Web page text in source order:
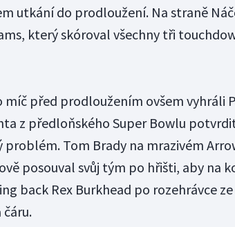
utkání do prodloužení. Na straně
který skóroval všechny tři
míč před prodloužením ovšem vyhráli
z předloňského Super Bowlu
problém. Tom Brady na mrazivém
posouval svůj tým po hřišti, aby na
back Rex Burkhead po rozehrávce
čáru.